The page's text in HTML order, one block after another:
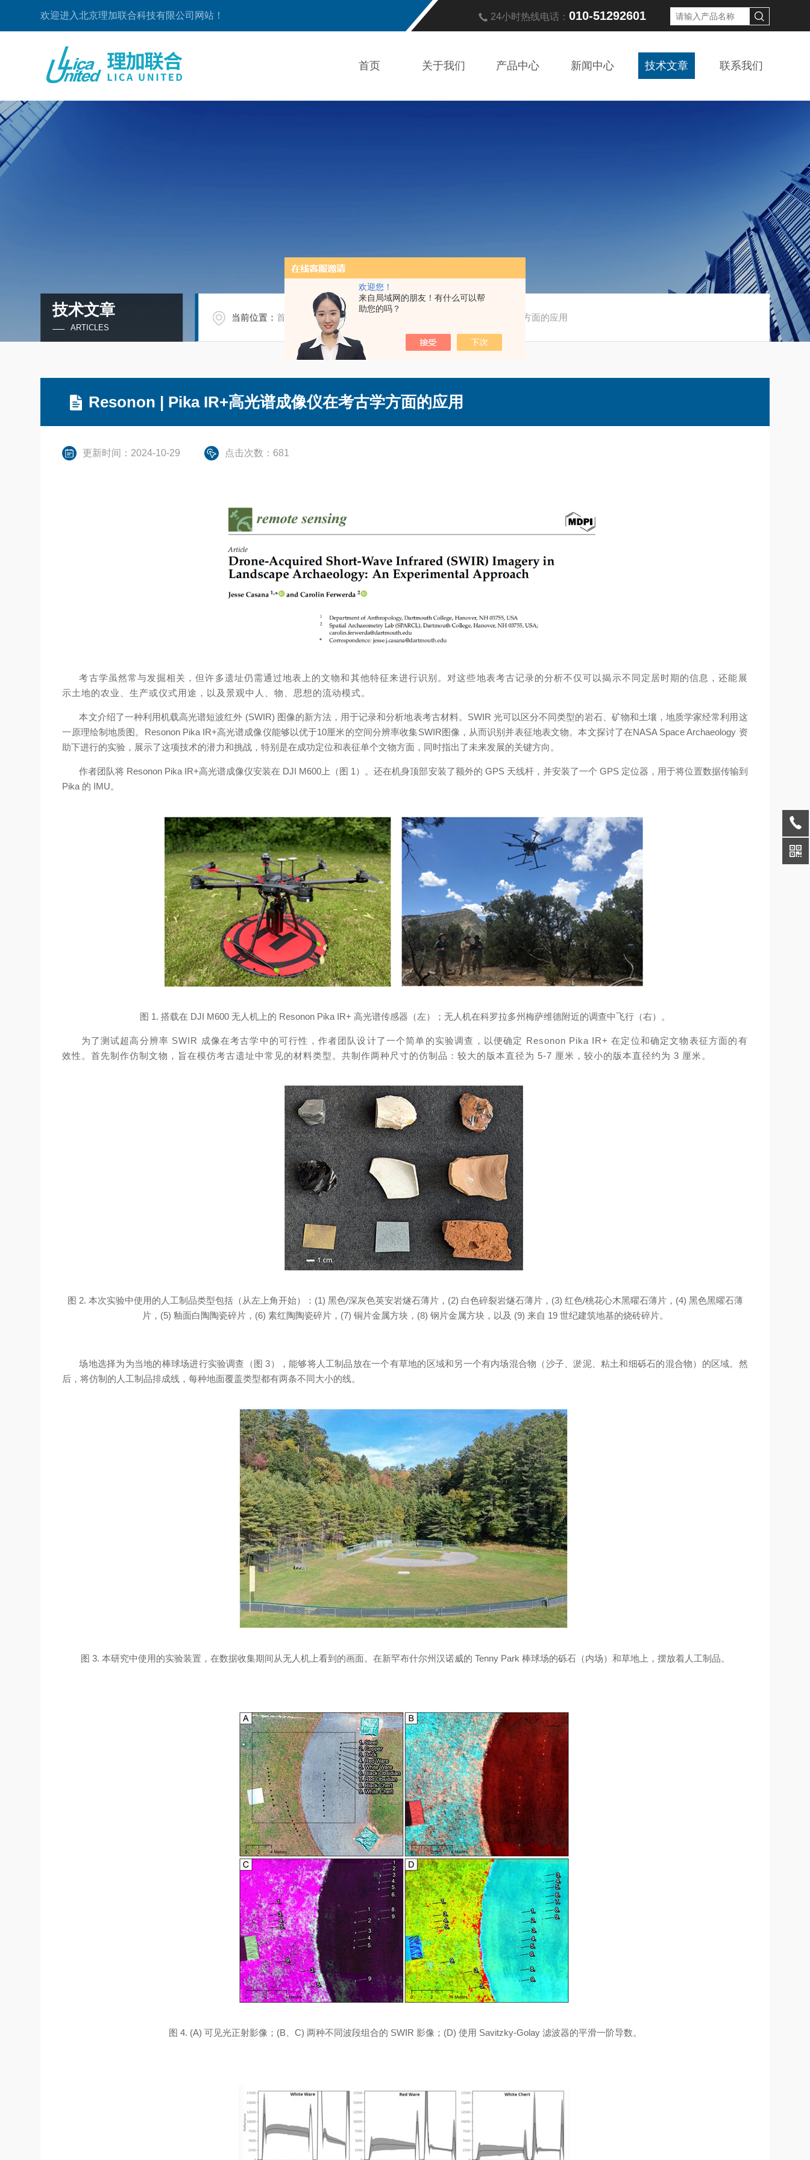
欢迎您！
来自局域网的朋友！有什么可以帮
助您的吗？
欢迎进入北京理加联合科技有限公司网站！ 24小时热线电话： 010-51292601
首页 关于我们 产品中心 新闻中心 技术文章 联系我们
技术文章
ARTICLES
当前位置：首页 技术文章/ Resonon | Pika IR+高光谱成像仪在考古学方面的应用
Resonon | Pika IR+高光谱成像仪在考古学方面的应用
更新时间：2024-10-29 点击次数：681
考古学虽然常与发掘相关，但许多遗址仍需通过地表上的文物和其他特征来进行识别。对这些地表考古记录的分析不仅可以揭示不同定居时期的信息，还能展
示土地的农业、生产或仪式用途，以及景观中人、物、思想的流动模式。
本文介绍了一种利用机载高光谱短波红外 (SWIR) 图像的新方法，用于记录和分析地表考古材料。SWIR 光可以区分不同类型的岩石、矿物和土壤，地质学家经常利用这
一原理绘制地质图。Resonon Pika IR+高光谱成像仪能够以优于10厘米的空间分辨率收集SWIR图像，从而识别并表征地表文物。本文探讨了在NASA Space Archaeology 资
助下进行的实验，展示了这项技术的潜力和挑战，特别是在成功定位和表征单个文物方面，同时指出了未来发展的关键方向。
作者团队将 Resonon Pika IR+高光谱成像仪安装在 DJI M600上（图 1）。还在机身顶部安装了额外的 GPS 天线杆，并安装了一个 GPS 定位器，用于将位置数据传输到
Pika 的 IMU。
图 1. 搭载在 DJI M600 无人机上的 Resonon Pika IR+ 高光谱传感器（左）；无人机在科罗拉多州梅萨维德附近的调查中飞行（右）。
为了测试超高分辨率 SWIR 成像在考古学中的可行性，作者团队设计了一个简单的实验调查，以便确定 Resonon Pika IR+ 在定位和确定文物表征方面的有
效性。首先制作仿制文物，旨在模仿考古遗址中常见的材料类型。共制作两种尺寸的仿制品：较大的版本直径为 5-7 厘米，较小的版本直径约为 3 厘米。
图 2. 本次实验中使用的人工制品类型包括（从左上角开始）：(1) 黑色/深灰色英安岩燧石薄片，(2) 白色碎裂岩燧石薄片，(3) 红色/桃花心木黑曜石薄片，(4) 黑色黑曜石薄
片，(5) 釉面白陶陶瓷碎片，(6) 素红陶陶瓷碎片，(7) 铜片金属方块，(8) 钢片金属方块，以及 (9) 来自 19 世纪建筑地基的烧砖碎片。
场地选择为为当地的棒球场进行实验调查（图 3），能够将人工制品放在一个有草地的区域和另一个有内场混合物（沙子、淤泥、粘土和细砾石的混合物）的区域。然
后，将仿制的人工制品排成线，每种地面覆盖类型都有两条不同大小的线。
图 3. 本研究中使用的实验装置，在数据收集期间从无人机上看到的画面。在新罕布什尔州汉诺威的 Tenny Park 棒球场的砾石（内场）和草地上，摆放着人工制品。
图 4. (A) 可见光正射影像；(B、C) 两种不同波段组合的 SWIR 影像；(D) 使用 Savitzky-Golay 滤波器的平滑一阶导数。